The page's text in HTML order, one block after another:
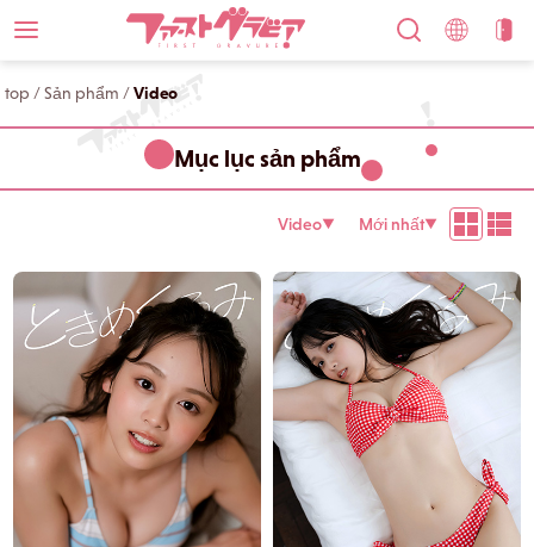
top /Sản phẩm /Video
Mục lục sản phẩm
Video▼ Mới nhất▼